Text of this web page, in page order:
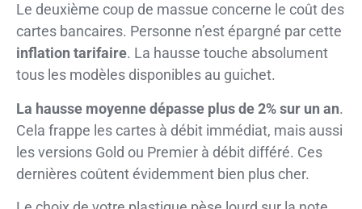
Le deuxième coup de massue concerne le coût des
cartes bancaires. Personne n’est épargné par cette
inflation tarifaire. La hausse touche absolument
tous les modèles disponibles au guichet.
La hausse moyenne dépasse plus de 2% sur un an.
Cela frappe les cartes à débit immédiat, mais aussi
les versions Gold ou Premier à débit différé. Ces
dernières coûtent évidemment bien plus cher.